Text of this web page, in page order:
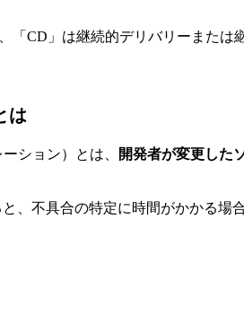
「CD」は継続的デリバリーまた
は
ション）とは、 開発者が変更した
、不具合の特定に時間がかかる